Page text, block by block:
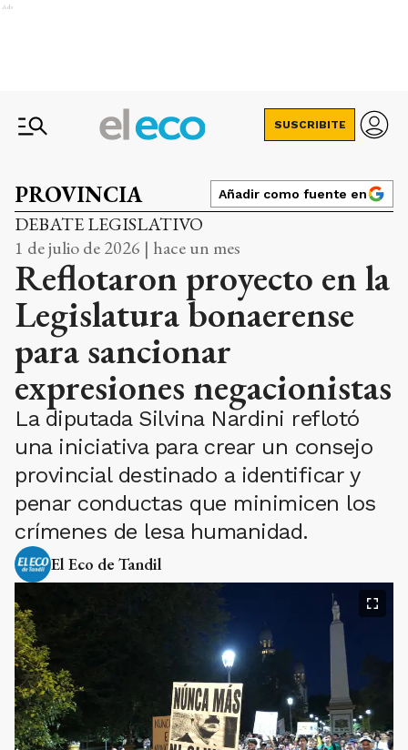
Ads
SUSCRIBITE
PROVINCIA Añadir como fuente en
DEBATE LEGISLATIVO
1 de julio de 2026 | hace un mes
Reflotaron proyecto en la
Legislatura bonaerense
para sancionar
expresiones negacionistas
La diputada Silvina Nardini reflotó
una iniciativa para crear un consejo
provincial destinado a identificar y
penar conductas que minimicen los
crímenes de lesa humanidad.
El Eco de Tandil